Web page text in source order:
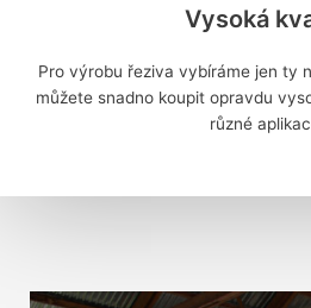
Vysoká
Pro výrobu řeziva vybíráme jen ty
můžete snadno koupit opravdu
různé